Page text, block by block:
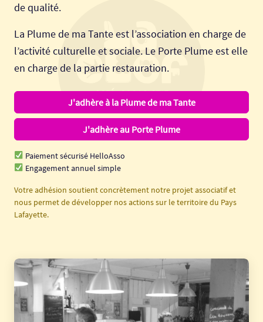
de qualité.
La Plume de ma Tante est l’association en charge de
l’activité culturelle et sociale. Le Porte Plume est elle
en charge de la partie restauration.
J'adhère à la Plume de ma Tante
J'adhère au Porte Plume
Paiement sécurisé HelloAsso
Engagement annuel simple
Votre adhésion soutient concrètement notre projet associatif et
nous permet de développer nos actions sur le territoire du Pays
Lafayette.